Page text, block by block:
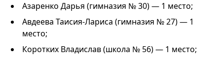
Азаренко Дарья (гимназия № 30) — 1 место;
Авдеева Таисия-Лариса (гимназия № 27) — 1
место;
Коротких Владислав (школа № 56) — 1 место;